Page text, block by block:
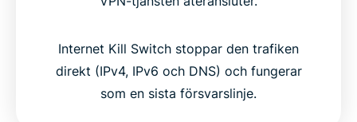
Internet Kill Switch stoppar den trafiken
direkt (IPv4, IPv6 och DNS) och fungerar
som en sista försvarslinje.